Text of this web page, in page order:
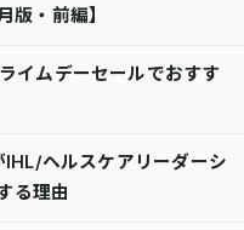
版・前編】
イムデーセールでおすす
IHL/ヘルスケアリーダーシ
る理由